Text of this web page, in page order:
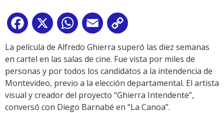
Facebook
X WhatsApp
Email
Link
La película de Alfredo Ghierra superó las diez semanas
en cartel en las salas de cine. Fue vista por miles de
personas y por todos los candidatos a la intendencia de
Montevideo, previo a la elección departamental. El artista
visual y creador del proyecto “Ghierra Intendente”,
conversó con Diego Barnabé en “La Canoa”.